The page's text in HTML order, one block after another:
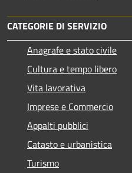
CATEGORIE DI SERVIZIO
Anagrafe e stato civile
Cultura e tempo libero
Vita lavorativa
Imprese e Commercio
Appalti pubblici
Catasto e urbanistica
Turismo